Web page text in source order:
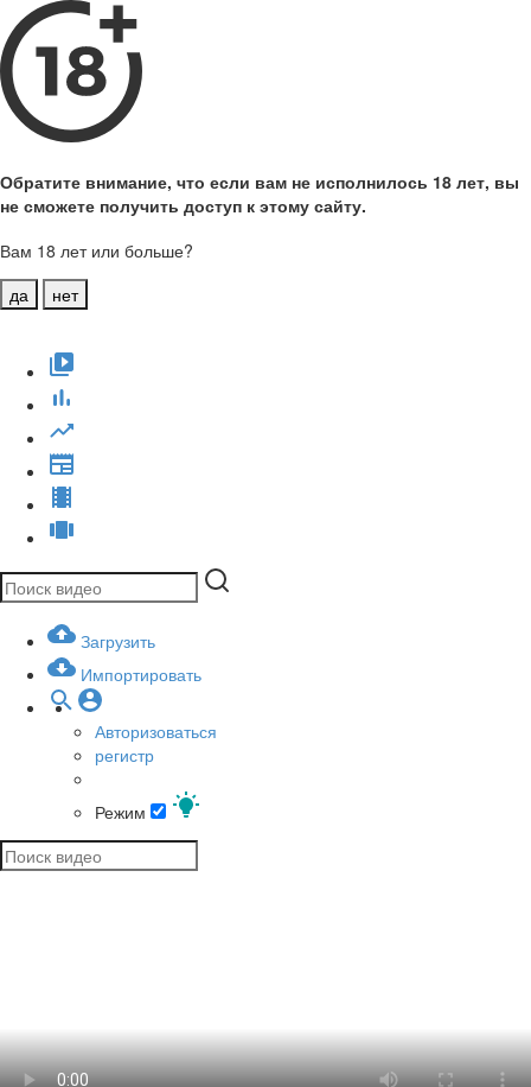
Обратите внимание, что если вам не исполнилось 18 лет, вы
не сможете получить доступ к этому сайту.
Вам 18 лет или больше?
да
нет
Загрузить
Импортировать
Авторизоваться
регистр
Режим